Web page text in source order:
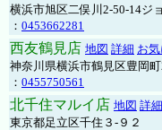
横浜市旭区二俣川2-50-14ジ
： 0453662281
西友鶴見店 地図 詳細 お
神奈川県横浜市鶴見区豊岡
： 0455750561
北千住マルイ店 地図 詳細
東京都足立区千住３-９２